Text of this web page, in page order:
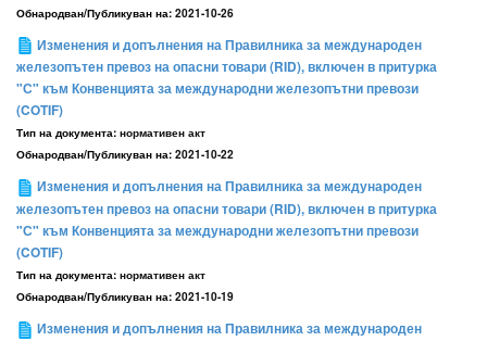
Обнародван/Публикуван на: 2021-10-26
Изменения и допълнения на Правилника за международен
железопътен превоз на опасни товари (RID), включен в притурка
"С" към Конвенцията за международни железопътни превози
(COTIF)
Тип на документа: нормативен акт
Обнародван/Публикуван на: 2021-10-22
Изменения и допълнения на Правилника за международен
железопътен превоз на опасни товари (RID), включен в притурка
"С" към Конвенцията за международни железопътни превози
(COTIF)
Тип на документа: нормативен акт
Обнародван/Публикуван на: 2021-10-19
Изменения и допълнения на Правилника за международен